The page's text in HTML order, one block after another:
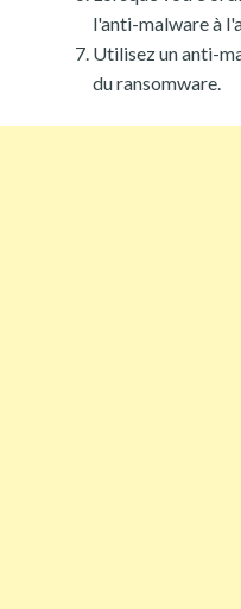
l'anti-malware à
Utilisez un anti-
du ransomware.